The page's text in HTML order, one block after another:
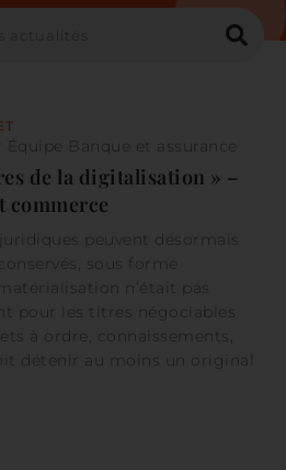
Équipe Banque et assurance
de la digitalisation » –
commerce
peuvent désormais
sous forme
n’était pas
pour les titres négociables
à ordre, connaissements,
détenir au moins un original